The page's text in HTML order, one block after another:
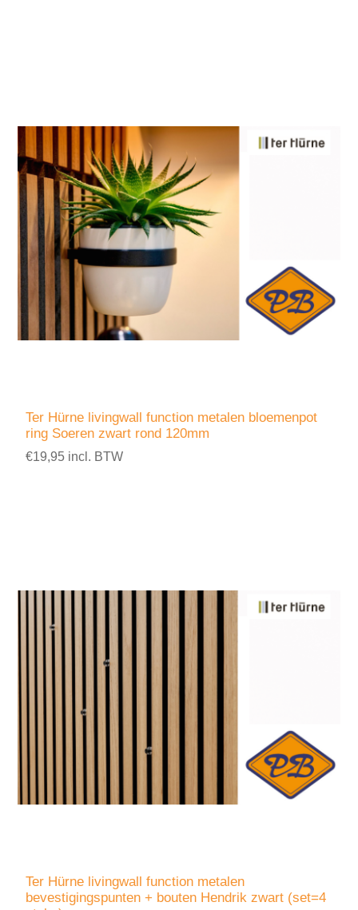
Ter Hürne livingwall function metalen bloemenpot
ring Soeren zwart rond 120mm
€19,95 incl. BTW
Ter Hürne livingwall function metalen
bevestigingspunten + bouten Hendrik zwart (set=4